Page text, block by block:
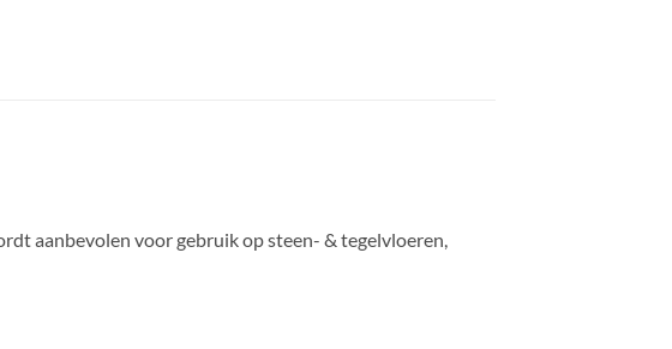
aanbevolen voor gebruik op steen- & tegelvloeren,